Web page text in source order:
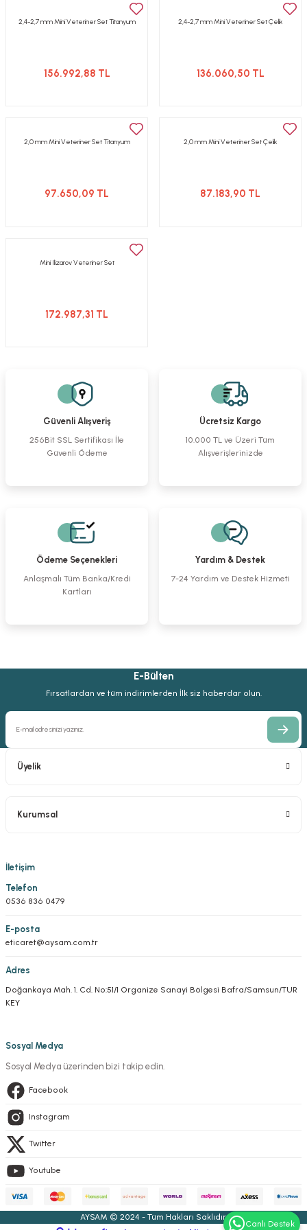
2,4-2,7 mm Mini Veteriner Set Titanyum
156.992,88 TL
2,4-2,7 mm Mini Veteriner Set Çelik
136.060,50 TL
2,0 mm Mini Veteriner Set Titanyum
97.650,09 TL
2,0 mm Mini Veteriner Set Çelik
87.183,90 TL
Mini Ilizarov Veteriner Set
172.987,31 TL
Güvenli Alışveriş
256Bit SSL Sertifikası İle
Güvenli Ödeme
Ücretsiz Kargo
10.000 TL ve Üzeri Tüm
Alışverişlerinizde
Ödeme Seçenekleri
Anlaşmalı Tüm Banka/Kredi
Kartları
Yardım & Destek
7-24 Yardım ve Destek Hizmeti
E-Bülten
Fırsatlardan ve tüm indirimlerden İlk siz haberdar olun.
Üyelik
Kurumsal
İletişim
Telefon
0536 836 0479
E-posta
eticaret@aysam.com.tr
Adres
Doğankaya Mah. 1. Cd. No:51/1 Organize Sanayi Bölgesi Bafra/Samsun/TUR
KEY
Sosyal Medya
Sosyal Medya üzerinden bizi takip edin.
Facebook
Instagram
Twitter
Youtube
AYSAM © 2024 - Tüm Hakları Saklıdır.
Canlı Destek